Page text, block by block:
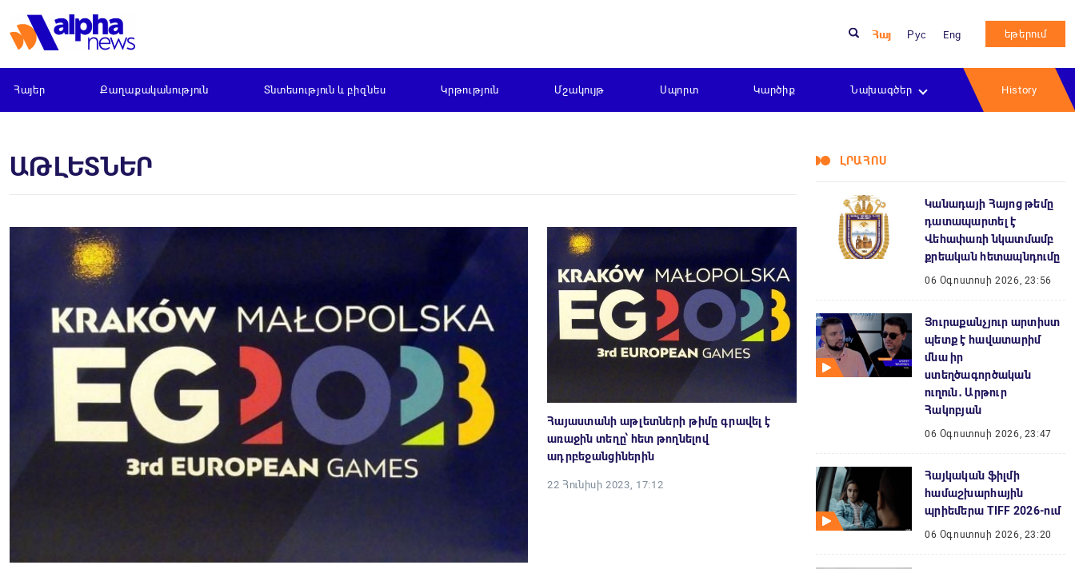
Հայ Рус Eng եթերում
Հայեր Քաղաքականություն Տնտեսություն և բիզնես Կրթություն Մշակույթ Սպորտ Կարծիք Նախագծեր History
ԱԹԼԵՏՆԵՐ
Հայաստանի աթլետների թիմը գրավել է
առաջին տեղը՝ հետ թողնելով
ադրբեջանցիներին
22 Հունիսի 2023, 17:12
ԼՐԱՀՈՍ
Կանադայի Հայոց թեմը
դատապարտել է
Վեհափառի նկատմամբ
քրեական հետապնդումը
06 Օգոստոսի 2026, 23:56
Յուրաքանչյուր արտիստ
պետք է հավատարիմ
մնա իր
ստեղծագործական
ուղուն․ Արթուր
Հակոբյան
06 Օգոստոսի 2026, 23:47
Հայկական ֆիլմի
համաշխարհային
պրիեմերա TIFF 2026-ում
06 Օգոստոսի 2026, 23:20